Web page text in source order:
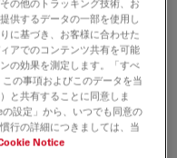
Brochure EN
の他のトラッキング技術、お
供するデータの一部を使用し
に基づき、お客様に合わせた
アでのコンテンツ共有を可能
の効果を測定します。「すべ
の事項およびこのデータを当
と共有することに同意しま
設定」から、いつでも同意の
行の詳細につきましては、当
Notice